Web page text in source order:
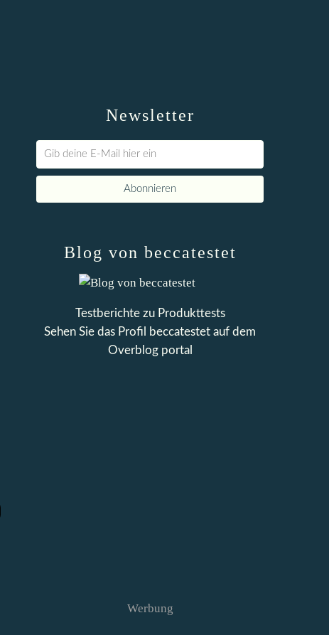
Newsletter
Blog von beccatestet
Testberichte zu Produkttests
Sehen Sie das Profil
beccatestet auf dem
Overblog portal
Werbung